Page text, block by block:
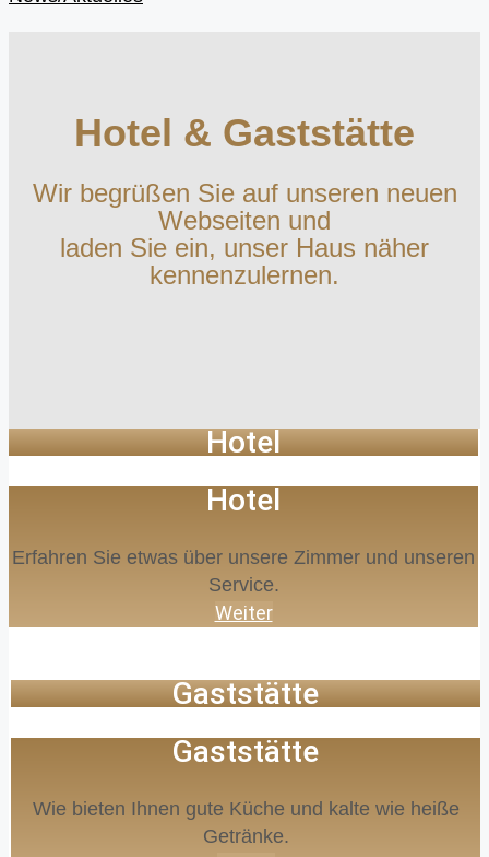
Hotel & Gaststätte
Wir begrüßen Sie auf unseren neuen
Webseiten und
laden Sie ein, unser Haus näher
kennenzulernen.
Hotel
Hotel
Erfahren Sie etwas über unsere Zimmer und unseren
Service.
Weiter
Gaststätte
Gaststätte
Wie bieten Ihnen gute Küche und kalte wie heiße
Getränke.